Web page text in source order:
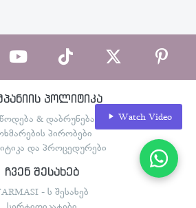
პოლიტიკა
& დაბრუნება
პირობები
და პროცედურები
ჩვენ შესახებ
- ს შესახებ
Watch Video